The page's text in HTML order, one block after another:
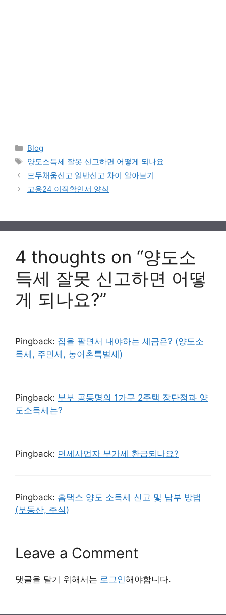
Categories
Blog
Tags
양도소득세 잘못 신고하면 어떻게 되나요
모두채움신고 일반신고 차이 알아보기
고용24 이직확인서 양식
4 thoughts on “양도소
득세 잘못 신고하면 어떻
게 되나요?”
Pingback: 집을 팔면서 내야하는 세금은? (양도소
득세, 주민세, 농어촌특별세)
Pingback: 부부 공동명의 1가구 2주택 장단점과 양
도소득세는?
Pingback: 면세사업자 부가세 환급되나요?
Pingback: 홈택스 양도 소득세 신고 및 납부 방법
(부동산, 주식)
Leave a Comment
댓글을 달기 위해서는 로그인해야합니다.